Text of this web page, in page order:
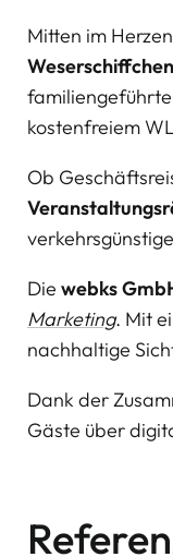
Mitten im
Weserschiffchen
kostenfreiem
Ob
Diewebks
Marketing. Mit
nachhaltige
Dank der
Gäste über